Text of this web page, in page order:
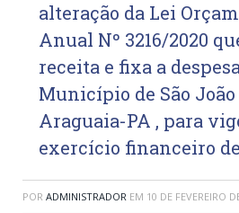
alteração da Lei
Anual Nº 3216/2020
receita e fixa a
Município de São João
Araguaia-PA , para
exercício financeiro de
POR ADMINISTRADOR EM 10 DE FEVEREIRO